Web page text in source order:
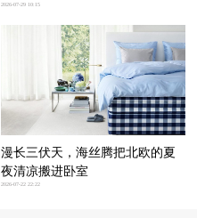
2026-07-29 10:15
漫长三伏天，海丝腾把北欧的夏
夜清凉搬进卧室
2026-07-22 22:22